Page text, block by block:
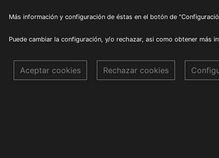
Más información y configuración de éstas en el botón de
Puede cambiar la configuración, y/o rechazar, asi como obtener más
Aceptar cookies Rechazar cookies